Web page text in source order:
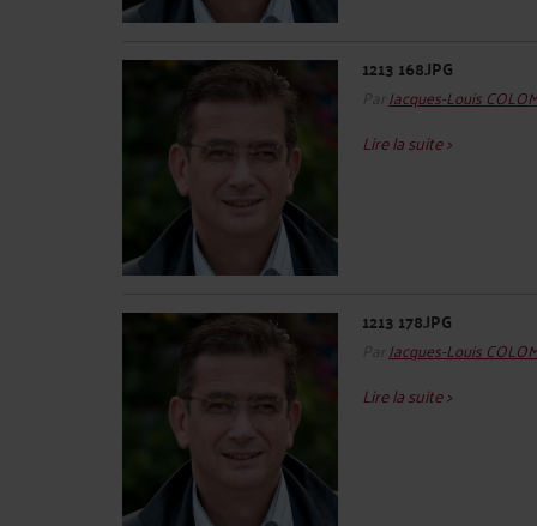
1213 168.JPG
Par Jacques-Louis
Lire la suite >
1213 178.JPG
Par Jacques-Louis
Lire la suite >